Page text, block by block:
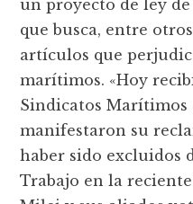
un proyecto de ley
que busca, entre
artículos que
marítimos. «Hoy
Sindicatos Marítimos
manifestaron su
haber sido excluidos
Trabajo en la